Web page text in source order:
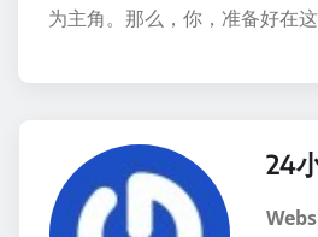
为主角。那么，你，准备好在
24